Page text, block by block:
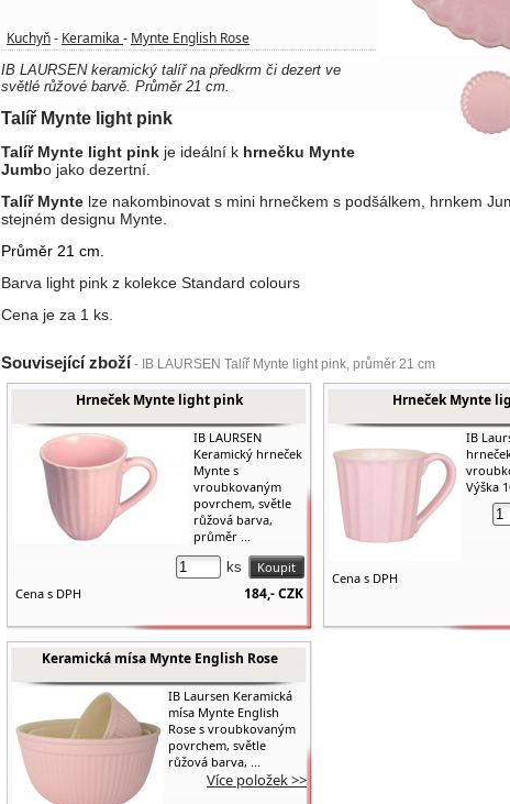
Kuchyň - Keramika - Mynte English Rose
IB LAURSEN keramický talíř na předkrm či dezert ve
světlé růžové barvě. Průměr 21 cm.
Talíř Mynte light pink
Talíř Mynte light pink je ideální k hrnečku Mynte
Jumbo jako dezertní.
Talíř Mynte lze nakombinovat s mini hrnečkem s podšálkem, hrnkem
stejném designu Mynte.
Průměr 21 cm.
Barva light pink z kolekce Standard colours
Cena je za 1 ks.
Související zboží - IB LAURSEN Talíř Mynte light pink, průměr 21 cm
Hrneček Mynte light pink
IB LAURSEN
Keramický hrneček
Mynte s
vroubkovaným
povrchem, světle
růžová barva,
průměr ...
ks
Cena s DPH
184,-CZK
Hrneček Mynte
IB
Výška
Cena s DPH
Keramická mísa Mynte English Rose
IB Laursen Keramická
mísa Mynte English
Rose s vroubkovaným
povrchem, světle
růžová barva, ...
Více položek >>